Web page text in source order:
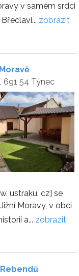
v samém srdci
zobrazit
691 54 Týnec
ustraku. cz] se
Moravy, v obci
a... zobrazit